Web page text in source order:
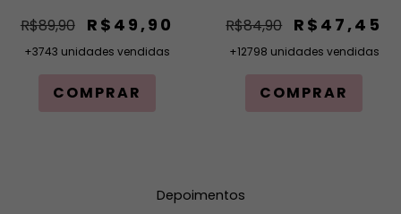
R$89,90 R$49,90
+3743 unidades vendidas
COMPRAR
R$84,90 R$47,45
+12798 unidades vendidas
COMPRAR
Depoimentos